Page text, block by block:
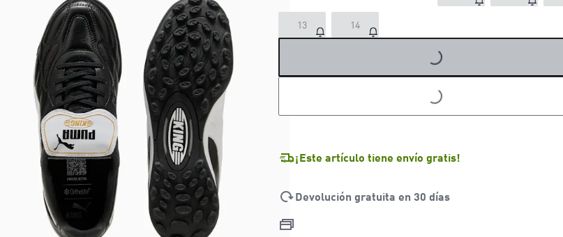
13 14
LOADING...
LOADING...
¡Este artículo tiene envío gratis!
Devolución gratuita en 30 días